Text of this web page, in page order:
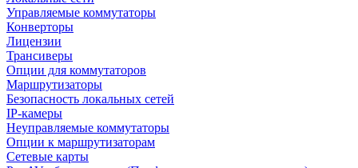
Управляемые коммутаторы
Конверторы
Лицензии
Трансиверы
Опции для коммутаторов
Маршрутизаторы
Безопасность локальных сетей
IP-камеры
Неуправляемые коммутаторы
Опции к маршрутизаторам
Сетевые карты